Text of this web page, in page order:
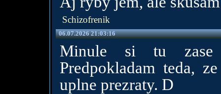
Schizofrenik
06.07.2026 21:03:16
Minule si tu zase
Predpokladam teda,
uplne prezraty. D